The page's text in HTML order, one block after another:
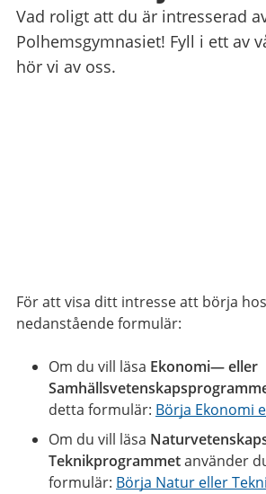
Vad roligt att du är intresserad
Polhemsgymnasiet! Fyll i ett av
hör vi av oss.
För att visa ditt intresse att börja
nedanstående formulär:
Om du vill läsa Ekonomi— eller
detta formulär: Börja Ekonomi
Om du vill läsa
Teknikprogrammetanvänder
formulär: Börja Natur eller